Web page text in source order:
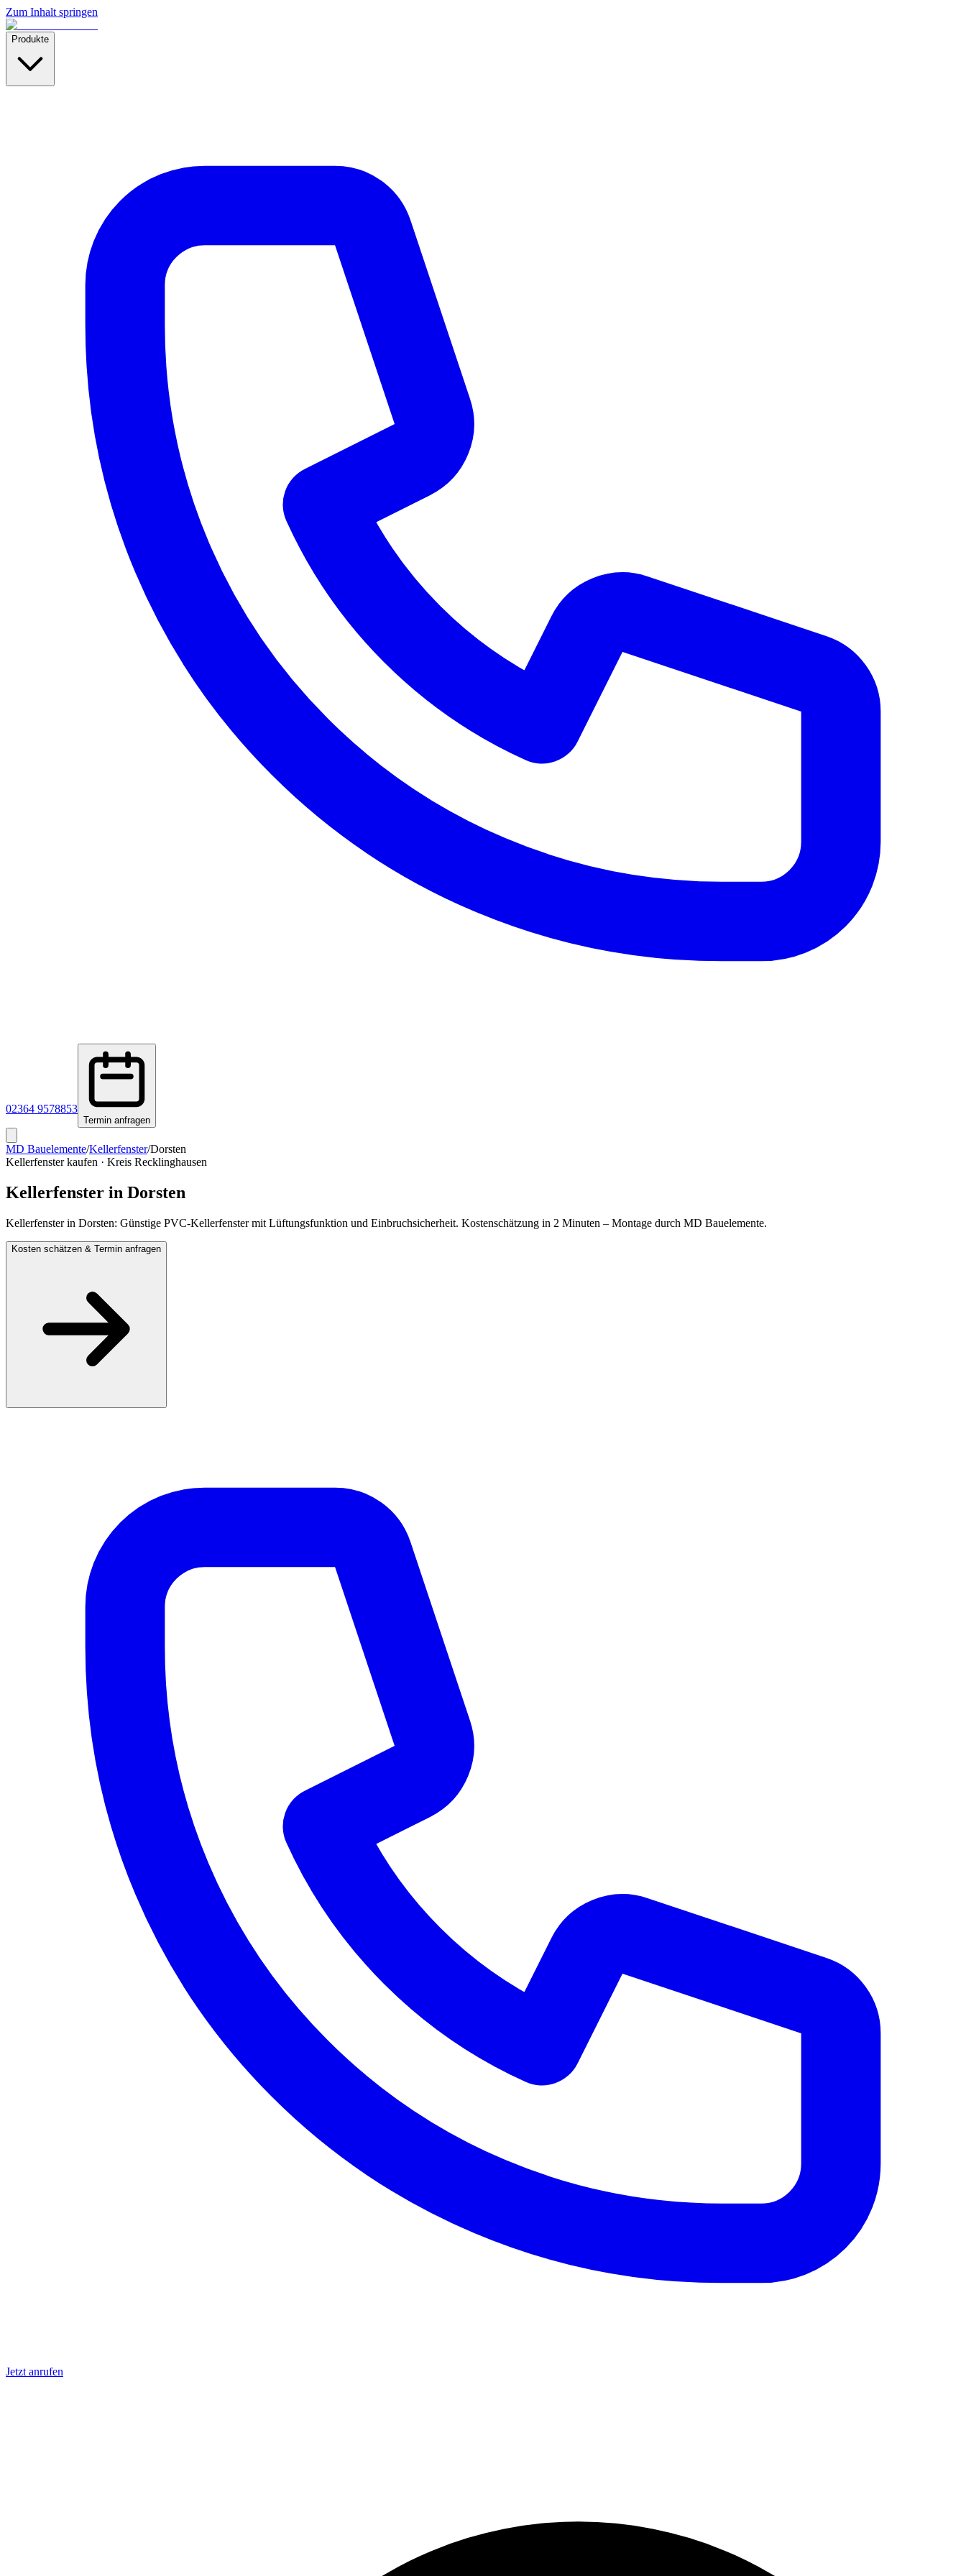
Zum Inhalt springen
Produkte
02364 9578853
Termin anfragen
MD Bauelemente/Kellerfenster/Dorsten
Kellerfenster kaufen · Kreis Recklinghausen
Kellerfenster in Dorsten
Kellerfenster in Dorsten: Günstige PVC-Kellerfenster mit Lüftungsfunktion und Einbruchsicherheit. Kostenschätzung in 2 Minuten – Montage durch MD Bauelemente.
Kosten schätzen & Termin anfragen
Jetzt anrufen